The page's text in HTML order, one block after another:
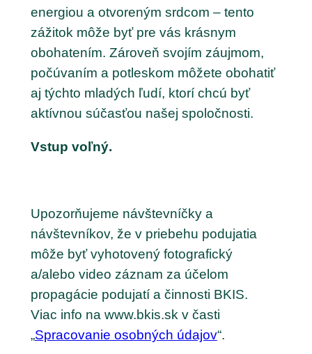
energiou a otvoreným srdcom – tento
zážitok môže byť pre vás krásnym
obohatením. Zároveň svojím záujmom,
počúvaním a potleskom môžete obohatiť
aj týchto mladých ľudí, ktorí chcú byť
aktívnou súčasťou našej spoločnosti.
Vstup voľný.
Upozorňujeme návštevníčky a
návštevníkov, že v priebehu podujatia
môže byť vyhotovený fotografický
a/alebo video záznam za účelom
propagácie podujatí a činnosti BKIS.
Viac info na www.bkis.sk v časti
„Spracovanie osobných údajov“.